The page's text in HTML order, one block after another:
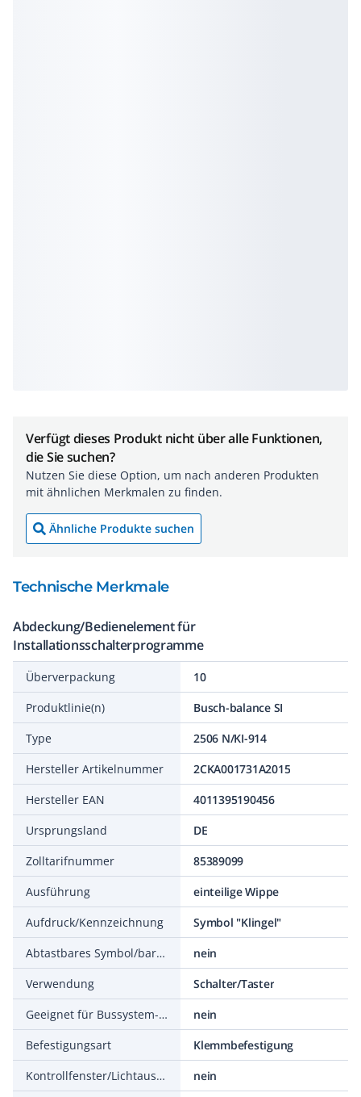
Verfügt dieses Produkt nicht über alle Funktionen,
die Sie suchen?
Nutzen Sie diese Option, um nach anderen Produkten
mit ähnlichen Merkmalen zu finden.
Ähnliche Produkte suchen
Technische Merkmale
Abdeckung/Bedienelement für
Installationsschalterprogramme
Überverpackung
10
Produktlinie(n)
Busch-balance SI
Type
2506 N/KI-914
Hersteller Artikelnummer
2CKA001731A2015
Hersteller EAN
4011395190456
Ursprungsland
DE
Zolltarifnummer
85389099
Ausführung
einteilige Wippe
Aufdruck/Kennzeichnung
Symbol "Klingel"
Abtastbares Symbol/barrierefrei
nein
Verwendung
Schalter/Taster
Geeignet für Bussystem-Tasterankopplung
nein
Befestigungsart
Klemmbefestigung
Kontrollfenster/Lichtauslass
nein